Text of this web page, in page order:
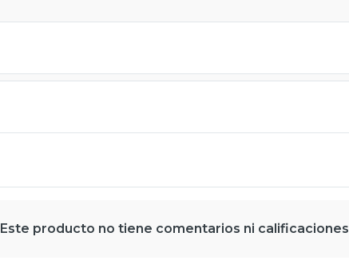
Este producto no tiene comentarios ni calificaciones